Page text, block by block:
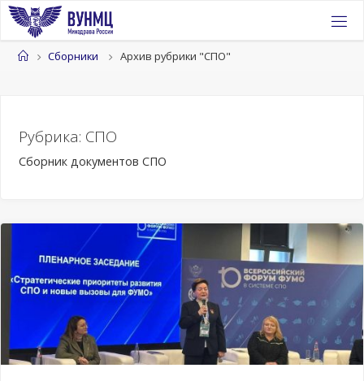
Перейти
содержимому
ГлавнаяСборники Архив рубрики "СПО"
Рубрика: СПО
Сборник документов СПО